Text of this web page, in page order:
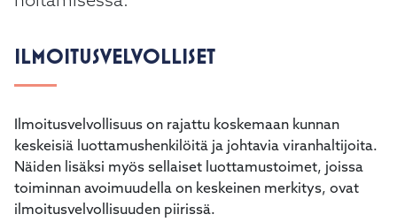
ILMOITUSVELVOLLISET
Ilmoitusvelvollisuus on rajattu koskemaan kunnan
keskeisiä luottamushenkilöitä ja johtavia viranhaltijoita.
Näiden lisäksi myös sellaiset luottamustoimet, joissa
toiminnan avoimuudella on keskeinen merkitys, ovat
ilmoitusvelvollisuuden piirissä.